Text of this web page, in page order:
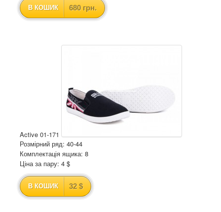
В КОШИК 680 грн.
Active 01-171
Розмірний ряд: 40-44
Комплектація ящика: 8
Ціна за пару: 4 $
В КОШИК 32 $